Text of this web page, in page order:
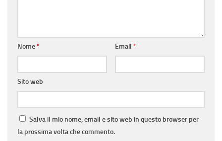
Nome* Email *
Sito web
Salva il mio nome, email e sito web in questo browser per
la prossima volta che commento.